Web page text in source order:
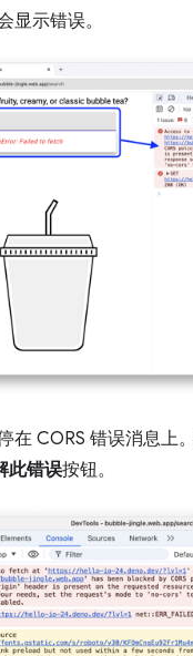
显示错误。
在 CORS 错误消息上
此错误按钮。